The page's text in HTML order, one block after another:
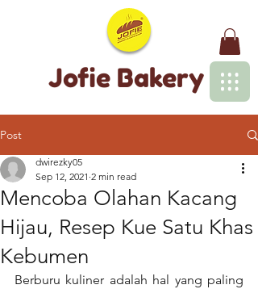
Jofie Bakery
Post
Mencoba Olahan Kacang
Hijau, Resep Kue Satu Khas
Kebumen
dwirezky05
Sep 12, 2021 2 min read
Berburu kuliner adalah hal yang paling